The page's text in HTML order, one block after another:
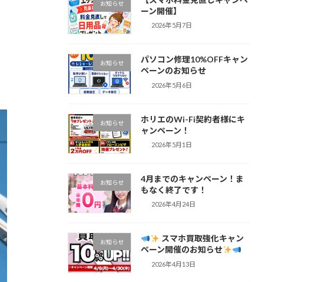
お知らせ
ーン開催】
2026年5月7日
お知らせ
パソコン修理10%OFFキャン
ペーンのお知らせ
2026年5月6日
お知らせ
ホリエのWi-Fi契約者様にキ
ャンペーン！
2026年5月1日
お知らせ
4月までのキャンペーン！ま
もなく終了です！
2026年4月24日
お知らせ
スマホ買取強化キャン
ペーン開催のお知らせ
2026年4月13日